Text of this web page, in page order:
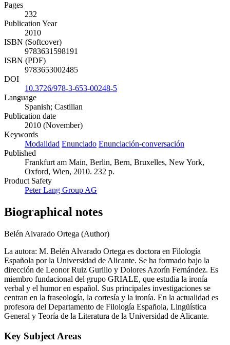
Pages
232
Publication Year
2010
ISBN (Softcover)
9783631598191
ISBN (PDF)
9783653002485
DOI
10.3726/978-3-653-00248-5
Language
Spanish; Castilian
Publication date
2010 (November)
Keywords
Modalidad Enunciado Enunciación-conversación
Published
Frankfurt am Main, Berlin, Bern, Bruxelles, New York,
Oxford, Wien, 2010. 232 p.
Product Safety
Peter Lang Group AG
Biographical notes
Belén Alvarado Ortega (Author)
La autora: M. Belén Alvarado Ortega es doctora en Filología
Española por la Universidad de Alicante. Se ha formado bajo la
dirección de Leonor Ruiz Gurillo y Dolores Azorín Fernández. Es
miembro fundacional del grupo GRIALE, que estudia la ironía
verbal y el humor en español. Sus principales investigaciones se
centran en la fraseología, la cortesía y la ironía. En la actualidad es
profesora del Departamento de Filología Española, Lingüística
General y Teoría de la Literatura de la Universidad de Alicante.
Key Subject Areas